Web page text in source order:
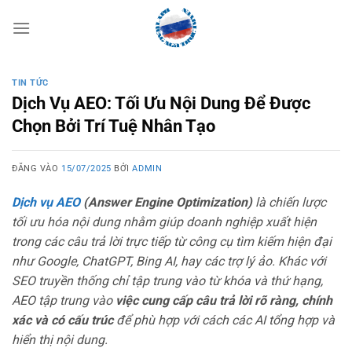
qua
TIN TỨC
Dịch Vụ AEO: Tối Ưu Nội Dung Để Được
Chọn Bởi Trí Tuệ Nhân Tạo
ĐĂNG VÀO 15/07/2025 BỞIADMIN
Dịch vụ AEO(Answer Engine Optimization)là chiến lược
tối ưu hóa nội dung nhằm giúp doanh nghiệp xuất hiện
trong các câu trả lời trực tiếp từ công cụ tìm kiếm hiện đại
như Google, ChatGPT, Bing AI, hay các trợ lý ảo. Khác với
SEO truyền thống chỉ tập trung vào từ khóa và thứ hạng,
AEO tập trung vào việc cung cấp câu trả lời rõ ràng, chính
xác và có cấu trúcđể phù hợp với cách các AI tổng hợp và
hiển thị nội dung.